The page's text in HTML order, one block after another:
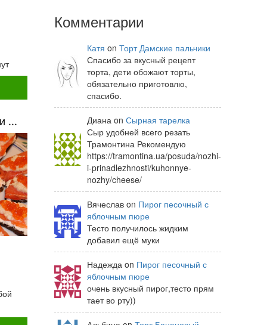
...
Комментарии
Катя on Торт Дамские пальчики
Спасибо за вкусный рецепт
торта, дети обожают торты,
обязательно приготовлю,
спасибо.
Диана on Сырная тарелка
Сыр удобней всего резать
Трамонтина Рекомендую
https://tramontina.ua/posuda/nozhi-
i-prinadlezhnosti/kuhonnye-
nozhy/cheese/
Вячеслав on Пирог песочный с
яблочным пюре
Тесто получилось жидким
добавил ещё муки
Надежда on Пирог песочный с
яблочным пюре
очень вкусный пирог,тесто прям
тает во рту))